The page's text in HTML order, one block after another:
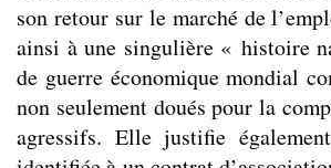
son retour sur le marché de
ainsi à une singulière « histoire
de guerre économique mondial
non seulement doués pour la
agressifs. Elle justifie